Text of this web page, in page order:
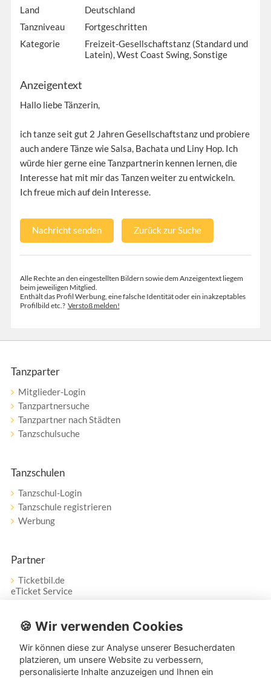
Land
Deutschland
Tanzniveau
Fortgeschritten
Kategorie
Freizeit-Gesellschaftstanz (Standard und
Latein), West Coast Swing, Sonstige
Anzeigentext
Hallo liebe Tänzerin,
ich tanze seit gut 2 Jahren Gesellschaftstanz und probiere
auch andere Tänze wie Salsa, Bachata und Liny Hop. Ich
würde hier gerne eine Tanzpartnerin kennen lernen, die
Interesse hat mit mir das Tanzen weiter zu entwickeln.
Ich freue mich auf dein Interesse.
Nachricht senden Zurück zur Suche
Alle Rechte an den eingestellten Bildern sowie dem Anzeigentext liegem
beim jeweiligen Mitglied.
Enthält das Profil Werbung, eine falsche Identität oder ein inakzeptables
Profilbild etc.? Verstoß melden!
Tanzparter
Mitglieder-Login
Tanzpartnersuche
Tanzpartner nach Städten
Tanzschulsuche
Tanzschulen
Tanzschul-Login
Tanzschule registrieren
Werbung
Partner
Ticketbil.de
eTicket Service
Vertrag widerrufen
Service
🍪 Wir verwenden Cookies
Wir können diese zur Analyse unserer Besucherdaten
platzieren, um unsere Website zu verbessern,
personalisierte Inhalte anzuzeigen und Ihnen ein